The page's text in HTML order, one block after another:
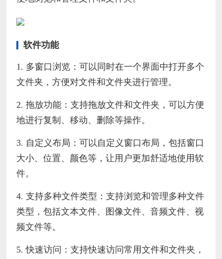
软件功能
1. 多窗口浏览：可以同时在一个界面中打开多个
文件夹，方便对文件和文件夹进行管理。
2. 拖放功能：支持拖放文件和文件夹，可以方便
地进行复制、移动、删除等操作。
3. 自定义布局：可以自定义窗口布局，包括窗口
大小、位置、颜色等，让用户更加舒适地使用软
件。
4. 支持多种文件类型：支持浏览和管理多种文件
类型，包括文本文件、图像文件、音频文件、视
频文件等。
5. 快速访问：支持快速访问常用文件和文件夹，